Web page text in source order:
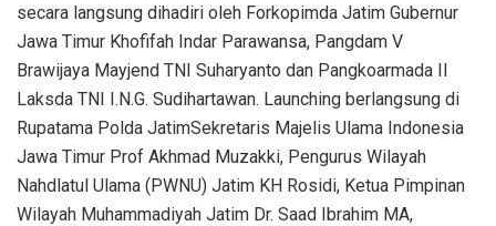
secara langsung dihadiri oleh Forkopimda Jatim Gubernur
Jawa Timur Khofifah Indar Parawansa, Pangdam V
Brawijaya Mayjend TNI Suharyanto dan Pangkoarmada II
Laksda TNI I.N.G. Sudihartawan. Launching berlangsung di
Rupatama Polda JatimSekretaris Majelis Ulama Indonesia
Jawa Timur Prof Akhmad Muzakki, Pengurus Wilayah
Nahdlatul Ulama (PWNU) Jatim KH Rosidi, Ketua Pimpinan
Wilayah Muhammadiyah Jatim Dr. Saad Ibrahim MA,